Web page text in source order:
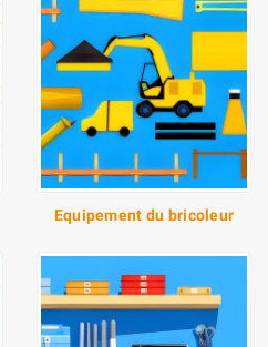
Equipement du bricoleur